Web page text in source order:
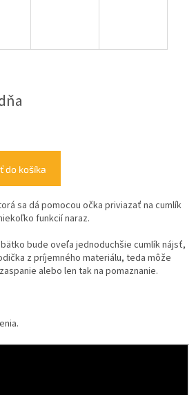
do košíka
sa dá pomocou očka priviazať na cumlík
funkcií naraz.
bude oveľa jednoduchšie cumlík nájsť,
z príjemného materiálu, teda môže
alebo len tak na pomaznanie.